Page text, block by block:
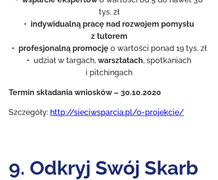
tys. zł
• indywidualną pracę nad rozwojem pomysłu
z tutorem
• profesjonalną promocjęo wartości ponad 19 tys. zł
• udział w targach, warsztatach, spotkaniach
i pitchingach
Termin składania wniosków – 30.10.2020
Szczegóły: http://sieciwsparcia.pl/o-projekcie/
9. Odkryj Swój Skarb